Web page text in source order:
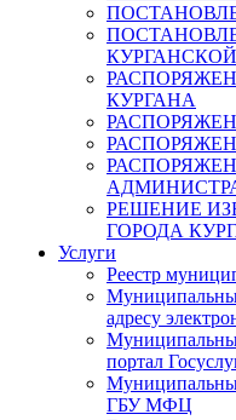
КУРГАНА
РЕШЕНИЕ
ГОРОДА
Услуги
Реестр
адресу
портал
ГБУ МФЦ